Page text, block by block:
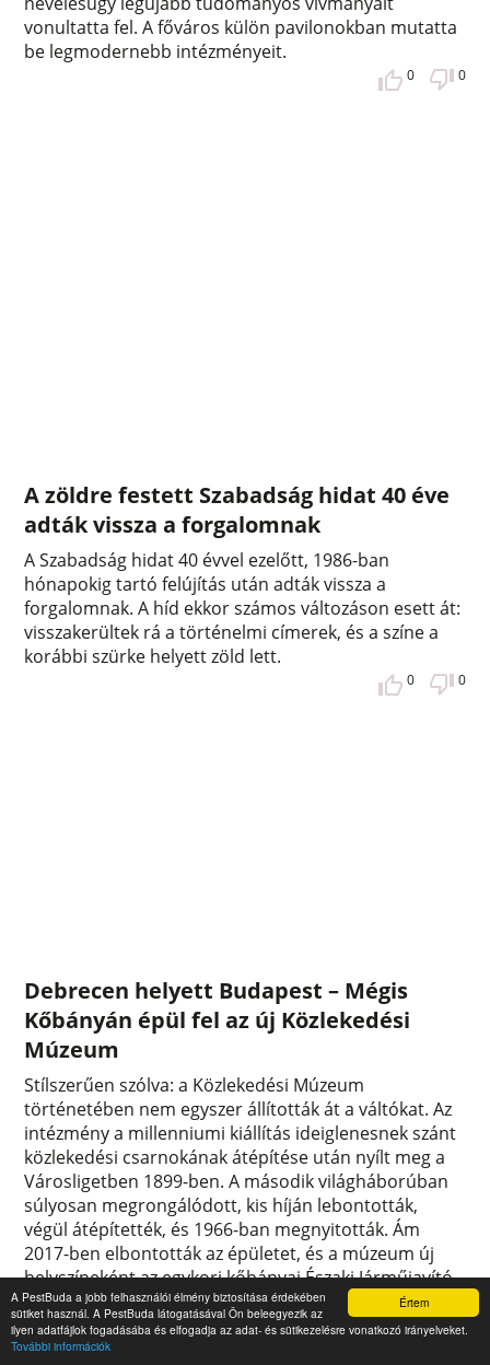
Értem
A PestBuda a jobb felhasználói élmény biztosítása érdekében
sütiket használ. A PestBuda látogatásával Ön beleegyezik az
ilyen adatfájlok fogadásába és elfogadja az adat- és sütikezelésre vonatkozó irányelveket.
További információk
vonultatta fel. A főváros külön pavilonokban mutatta
be legmodernebb intézményeit.
0 0
A zöldre festett Szabadság hidat 40 éve
adták vissza a forgalomnak
A Szabadság hidat 40 évvel ezelőtt, 1986-ban
hónapokig tartó felújítás után adták vissza a
forgalomnak. A híd ekkor számos változáson esett át:
visszakerültek rá a történelmi címerek, és a színe a
korábbi szürke helyett zöld lett.
0 0
Debrecen helyett Budapest – Mégis
Kőbányán épül fel az új Közlekedési
Múzeum
Stílszerűen szólva: a Közlekedési Múzeum
történetében nem egyszer állították át a váltókat. Az
intézmény a millenniumi kiállítás ideiglenesnek szánt
közlekedési csarnokának átépítése után nyílt meg a
Városligetben 1899-ben. A második világháborúban
súlyosan megrongálódott, kis híján lebontották,
végül átépítették, és 1966-ban megnyitották. Ám
2017-ben elbontották az épületet, és a múzeum új
helyszíneként az egykori kőbányai Északi Járműjavító
területét jelölték ki. A tervek is elkészültek, amikor a
kormány úgy döntött: Debrecenbe költöztetik az
intézményt. Ezt írta felül most egy újabb határozat: a